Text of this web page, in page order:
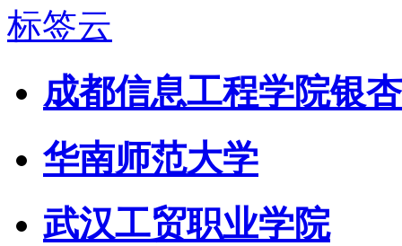
标签云
成都信息工程学院银
华南师范大学
武汉工贸职业学院